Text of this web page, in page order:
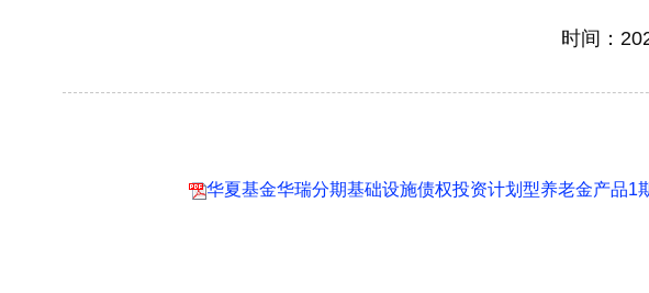
时间：
华夏基金华瑞分期基础设施债权投资计划型养老金产品1